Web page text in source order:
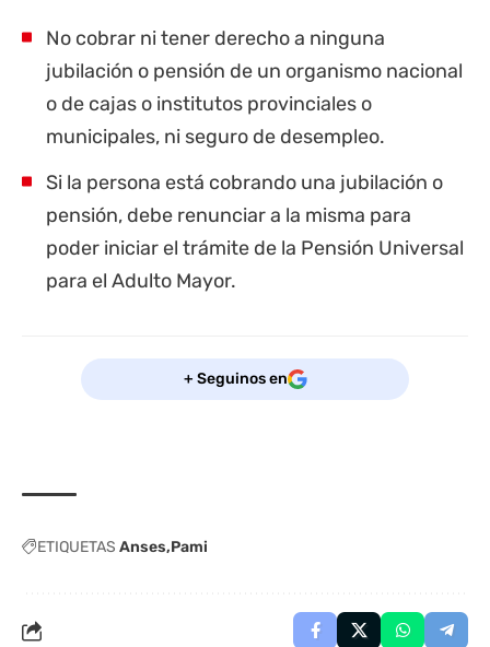
No cobrar ni tener derecho a ninguna
jubilación o pensión de un organismo nacional
o de cajas o institutos provinciales o
municipales, ni seguro de desempleo.
Si la persona está cobrando una jubilación o
pensión, debe renunciar a la misma para
poder iniciar el trámite de la Pensión Universal
para el Adulto Mayor.
+ Seguinos en
ETIQUETAS Anses Pami